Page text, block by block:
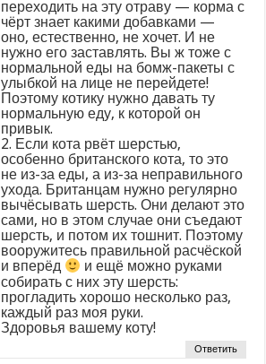
переходить на эту отраву — корма с
чёрт знает какими добавками —
оно, естественно, не хочет. И не
нужно его заставлять. Вы ж тоже с
нормальной еды на бомж-пакеты с
улыбкой на лице не перейдете!
Поэтому котику нужно давать ту
нормальную еду, к которой он
привык.
2. Если кота рвёт шерстью,
особенно британского кота, то это
не из-за еды, а из-за неправильного
ухода. Британцам нужно регулярно
вычёсывать шерсть. Они делают это
сами, но в этом случае они съедают
шерсть, и потом их тошнит. Поэтому
вооружитесь правильной расчёской
и вперёд
и ещё можно руками
собирать с них эту шерсть:
прогладить хорошо несколько раз,
каждый раз моя руки.
Здоровья вашему коту!
Ответить